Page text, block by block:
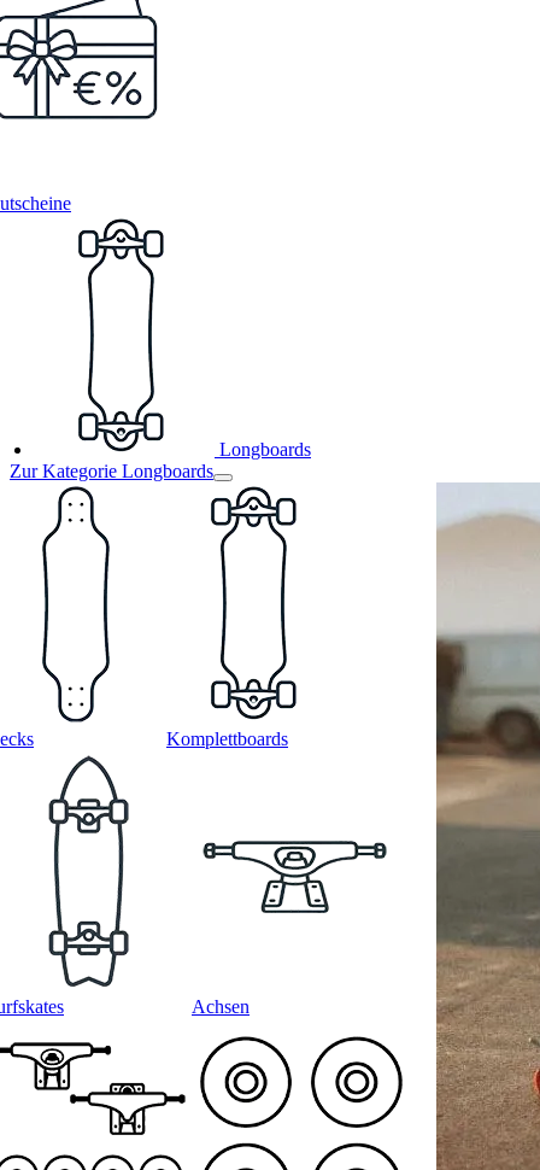
Longboards
Zur Kategorie Longboards
Komplettboards
Achsen